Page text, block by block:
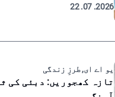
2026. 07. 22
یو اے ای, طرزِ زندگی
تازہ کھجوریں: دبئی کی